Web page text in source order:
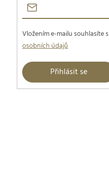
Vložením e-mailu souhlasíte s
osobních údajů
Přihlásit se